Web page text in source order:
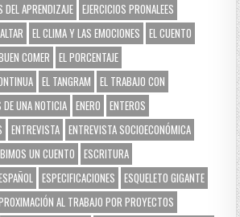
DEL APRENDIZAJE EJERCICIOS PRONALEES
EL CLIMA Y LAS EMOCIONES
EL CUENTO
COMER
EL PORCENTAJE
EL TANGRAM
EL TRABAJO CON
DE UNA NOTICIA ENERO
ENTEROS
ENTREVISTA ENTREVISTA SOCIOECONÓMICA
UN CUENTO
ESCRITURA
ESPECIFICACIONES
ESQUELETO GIGANTE
AL TRABAJO POR PROYECTOS